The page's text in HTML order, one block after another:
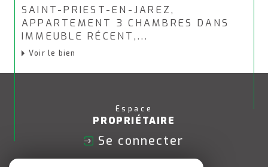
SAINT-PRIEST-EN-JAREZ,
APPARTEMENT 3 CHAMBRES DANS
IMMEUBLE RÉCENT,...
Voir le bien
Espace
PROPRIÉTAIRE
Se connecter